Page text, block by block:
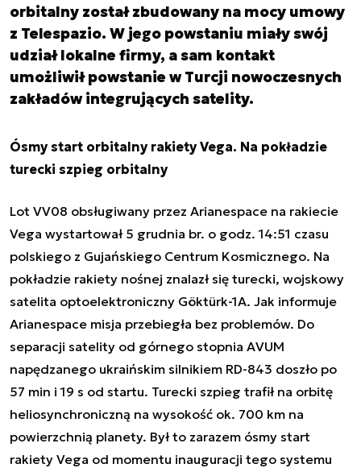
orbitalny został zbudowany na mocy umowy
z Telespazio. W jego powstaniu miały swój
udział lokalne firmy, a sam kontakt
umożliwił powstanie w Turcji nowoczesnych
zakładów integrujących satelity.
Ósmy start orbitalny rakiety Vega. Na pokładzie
turecki szpieg orbitalny
Lot VV08 obsługiwany przez Arianespace na rakiecie
Vega wystartował 5 grudnia br. o godz. 14:51 czasu
polskiego z Gujańskiego Centrum Kosmicznego. Na
pokładzie rakiety nośnej znalazł się turecki, wojskowy
satelita optoelektroniczny Göktürk-1A. Jak informuje
Arianespace misja przebiegła bez problemów. Do
separacji satelity od górnego stopnia AVUM
napędzanego ukraińskim silnikiem RD-843 doszło po
57 min i 19 s od startu. Turecki szpieg trafił na orbitę
heliosynchroniczną na wysokość ok. 700 km na
powierzchnią planety. Był to zarazem ósmy start
rakiety Vega od momentu inauguracji tego systemu